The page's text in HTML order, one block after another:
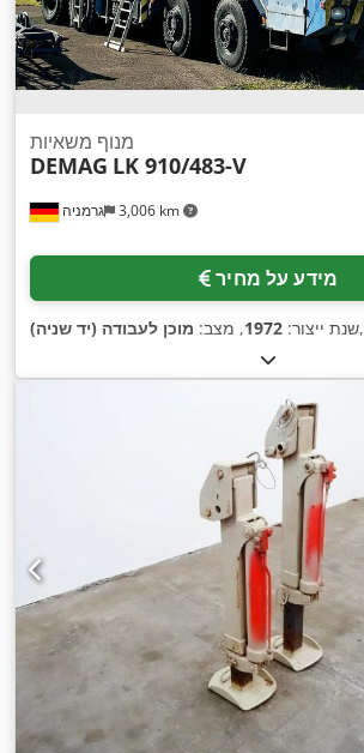
גרמניה 3,006 km
מנוף משאיות
DEMAG LK 910/483-V
מידע על מחיר
שנת ייצור: 1972, מצב: מוכן לעבודה (יד שניה) ,